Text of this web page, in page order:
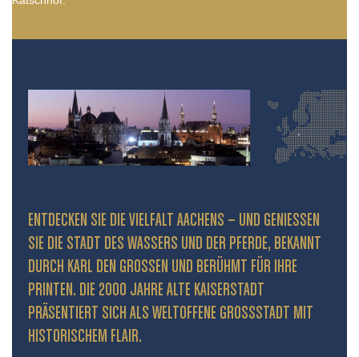
ENTDECKEN SIE DIE VIELFALT AACHENS – UND GENIESSEN S
IE DIE STADT DES WASSERS UND DER PFERDE, BEKANNT D
URCH KARL DEN GROSSEN UND BERÜHMT FÜR IHRE PR
INTEN. DIE 2000 JAHRE ALTE KAISERSTADT PR
ÄSENTIERT SICH ALS WELTOFFENE GROSSSTADT MIT HIS
TORISCHEM FLAIR.